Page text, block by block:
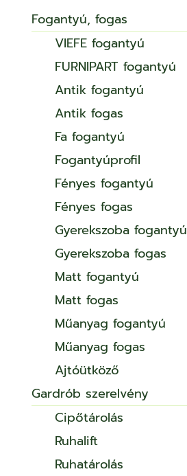
Fogantyú, fogas
VIEFE fogantyú
FURNIPART fogantyú
Antik fogantyú
Antik fogas
Fa fogantyú
Fogantyúprofil
Fényes fogantyú
Fényes fogas
Gyerekszoba fogantyú
Gyerekszoba fogas
Matt fogantyú
Matt fogas
Műanyag fogantyú
Műanyag fogas
Ajtóütköző
Gardrób szerelvény
Cipőtárolás
Ruhalift
Ruhatárolás